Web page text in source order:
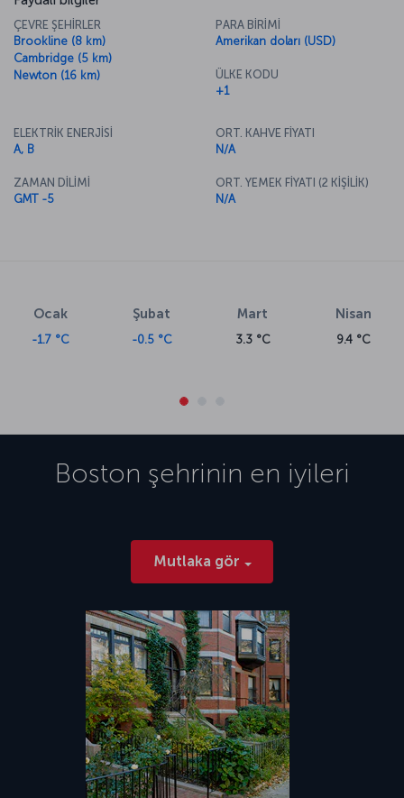
ÇEVRE ŞEHİRLER
Brookline (8 km)
Cambridge (5 km)
Newton (16 km)
PARA BİRİMİ
Amerikan doları (USD)
ÜLKE KODU
+1
ELEKTRİK ENERJİSİ
A, B
ZAMAN DİLİMİ
GMT -5
ORT. KAHVE FİYATI
N/A
ORT. YEMEK FİYATI (2 KİŞİLİK)
N/A
Ocak
-1.7 °C
Şubat
-0.5 °C
Mart
3.3 °C
Nisan
9.4 °C
Boston şehrinin en iyileri
Mutlaka gör